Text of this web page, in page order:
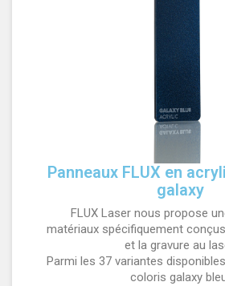
Panneaux FLUX en
galaxy
FLUX Laser nous propose
matériaux spécifiquement
et la gravure au
Parmi les 37 variantes
coloris galaxy